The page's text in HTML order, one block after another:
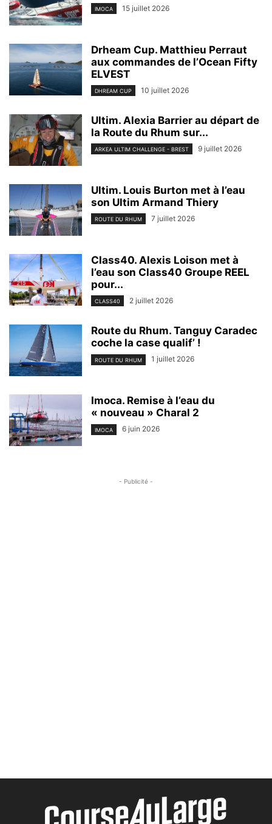
IMOCA 15 juillet 2026
Drheam Cup. Matthieu Perraut
aux commandes de l’Ocean Fifty
ELVEST
DHREAM CUP 10 juillet 2026
Ultim. Alexia Barrier au départ de
la Route du Rhum sur...
ARKEA ULTIM CHALLENGE - BREST 9 juillet 2026
Ultim. Louis Burton met à l’eau
son Ultim Armand Thiery
ROUTE DU RHUM 7 juillet 2026
Class40. Alexis Loison met à
l’eau son Class40 Groupe REEL
pour...
CLASS40 2 juillet 2026
Route du Rhum. Tanguy Caradec
coche la case qualif’ !
ROUTE DU RHUM 1 juillet 2026
Imoca. Remise à l’eau du
« nouveau » Charal 2
IMOCA 6 juin 2026
- Publicité -